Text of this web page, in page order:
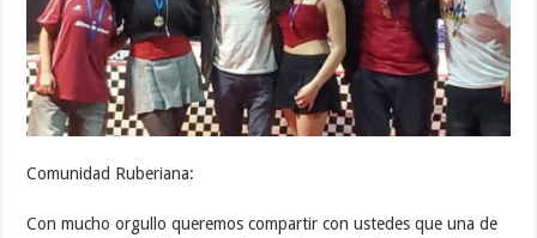
Comunidad Ruberiana:
Con mucho orgullo queremos compartir con ustedes que una de